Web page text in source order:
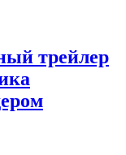
трейлер